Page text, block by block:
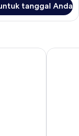
tanggal Anda
Hilton